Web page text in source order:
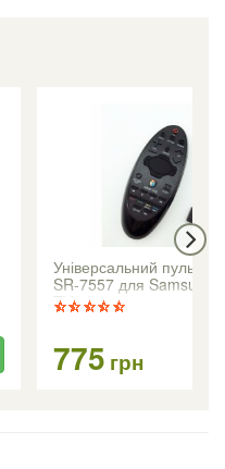
Універсальний пульт
SR-7557 для Samsung
TV
775 грн